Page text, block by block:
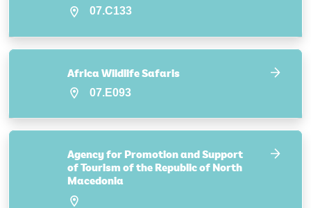
07.C133
Africa Wildlife Safaris
07.E093
Agency for Promotion and Support
of Tourism of the Republic of North
Macedonia